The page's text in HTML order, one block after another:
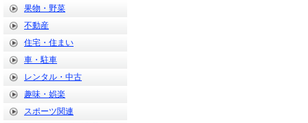
果物・野菜
不動産
住宅・住まい
車・駐車
レンタル・中古
趣味・娯楽
スポーツ関連